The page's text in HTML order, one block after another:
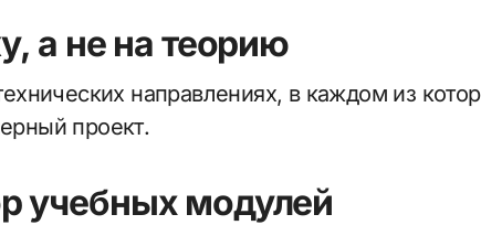
а не на теорию
направлениях, в каждом из
проект.
учебных модулей